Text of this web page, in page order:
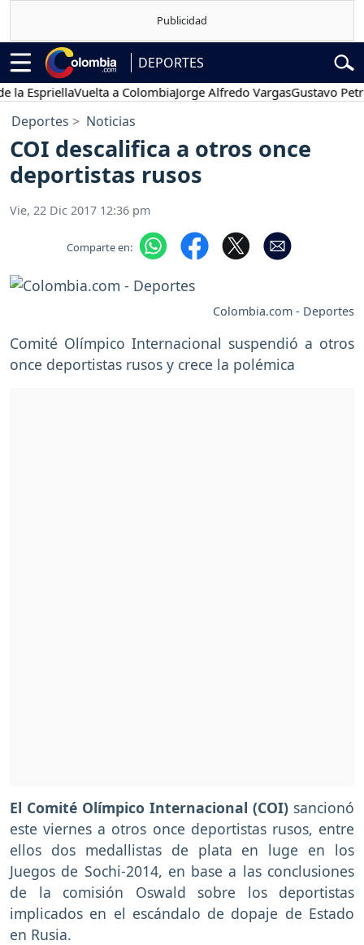
DEPORTES
Vuelta a ColombiaJorge Alfredo VargasGustavo Petro
Deportes Noticias
COI descalifica a otros once
deportistas rusos
Vie, 22 Dic 2017 12:36 pm
Comparte en:
Colombia.com - Deportes
Comité Olímpico Internacional suspendió a otros
once deportistas rusos y crece la polémica
El Comité Olímpico Internacional (COI) sancionó
este viernes a otros once deportistas rusos, entre
ellos dos medallistas de plata en luge en los
Juegos de Sochi-2014, en base a las conclusiones
de la comisión Oswald sobre los deportistas
implicados en el escándalo de dopaje de Estado
en Rusia.